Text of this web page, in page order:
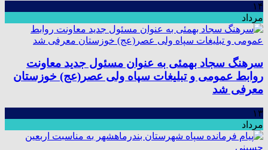
۱۴
مرداد
سرهنگ سجاد بهمئی به عنوان مسئول جدید معاونت
روابط عمومی و تبلیغات سپاه ولی عصر(عج) خوزستان
معرفی شد
۱۳
مرداد